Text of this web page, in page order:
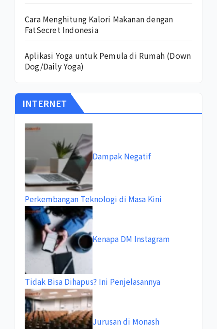
Cara Menghitung Kalori Makanan dengan
FatSecret Indonesia
Aplikasi Yoga untuk Pemula di Rumah (Down
Dog/Daily Yoga)
INTERNET
Dampak Negatif
Perkembangan Teknologi di Masa Kini
Kenapa DM Instagram
Tidak Bisa Dihapus? Ini Penjelasannya
Jurusan di Monash